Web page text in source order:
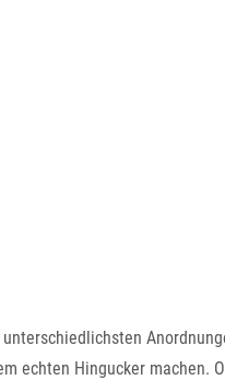
echten Hingucker machen.